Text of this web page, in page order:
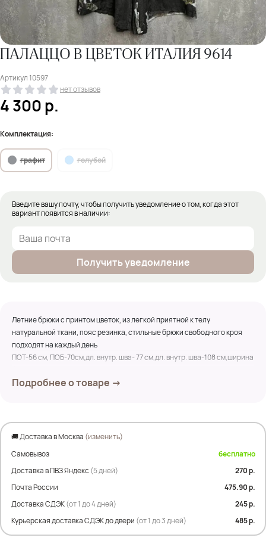
ПАЛАЦЦО В ЦВЕТОК ИТАЛИЯ 9614
Артикул10597
нет отзывов
4 300р.
Комплектация:
графит голубой
Введите вашу почту, чтобы получить уведомление о том, когда этот
вариант появится в наличии:
Получить уведомление
Летние брюки с принтом цветок, из легкой приятной к телу
натуральной ткани, пояс резинка, стильные брюки свободного кроя
подходят на каждый день
ПОТ-56 см, ПОБ-70см,дл. внутр. шва- 77 см,дл. внутр. шва-108 см,ширина
Состав: 100% лен
Подробнее о товаре →
🚚 Доставка в Москва (изменить)
Самовывоз
бесплатно
Доставка в ПВЗ Яндекс (5 дней)
270 р.
Почта России
475.90 р.
Доставка СДЭК(от 1 до 4 дней)
245 р.
Курьерская доставка СДЭК до двери (от 1 до 3 дней) 485 р.